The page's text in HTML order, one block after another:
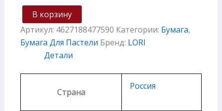
В корзину
Артикул: 4627188477590 Категории: Бумага,
Бумага Для Пастели Бренд: LORI
Детали
Страна
Россия